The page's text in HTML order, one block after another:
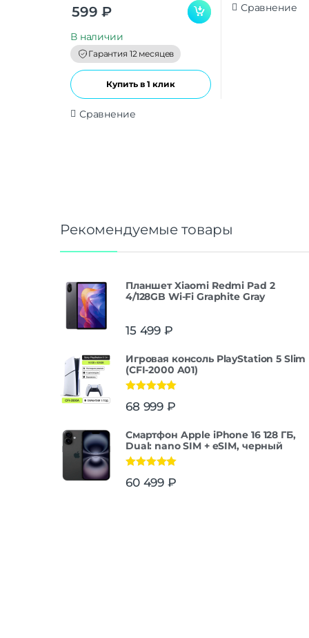
o
o
599 ₽
В наличии
Гарантия 12 месяцев
Купить в 1 клик
Сравнение
Сравнение
Рекомендуемые товары
Планшет Xiaomi Redmi Pad 2
4/128GB Wi-Fi Graphite Gray
15 499 ₽
Игровая консоль PlayStation 5 Slim
(CFI-2000 A01)
из 5
68 999 ₽
Смартфон Apple iPhone 16 128 ГБ,
Dual: nano SIM + eSIM, черный
из 5
60 499 ₽